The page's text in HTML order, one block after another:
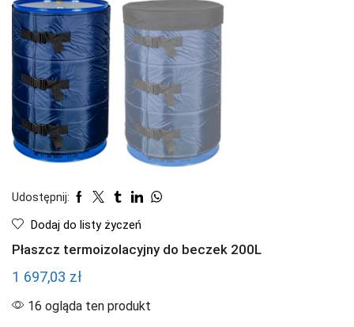
Udostępnij:
Dodaj do listy życzeń
Płaszcz termoizolacyjny do beczek 200L
1 697,03 zł
16 ogląda ten produkt